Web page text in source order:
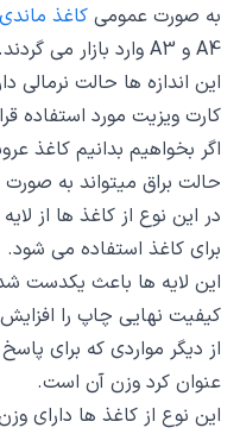
به صورت عمومی کاغذ ماندی
A4 و A3 وارد بازار می گردند.
این اندازه ها حالت نرمالی
کارت ویزیت مورد استفاده
اگر بخواهیم بدانیم کاغذ
حالت براق میتواند به صورت
در این نوع از کاغذ ها از
برای کاغذ استفاده می شود.
این لایه ها باعث
کیفیت نهایی چاپ را
از دیگر مواردی که برای
عنوان کرد وزن آن است.
این نوع از کاغذ ها دارای